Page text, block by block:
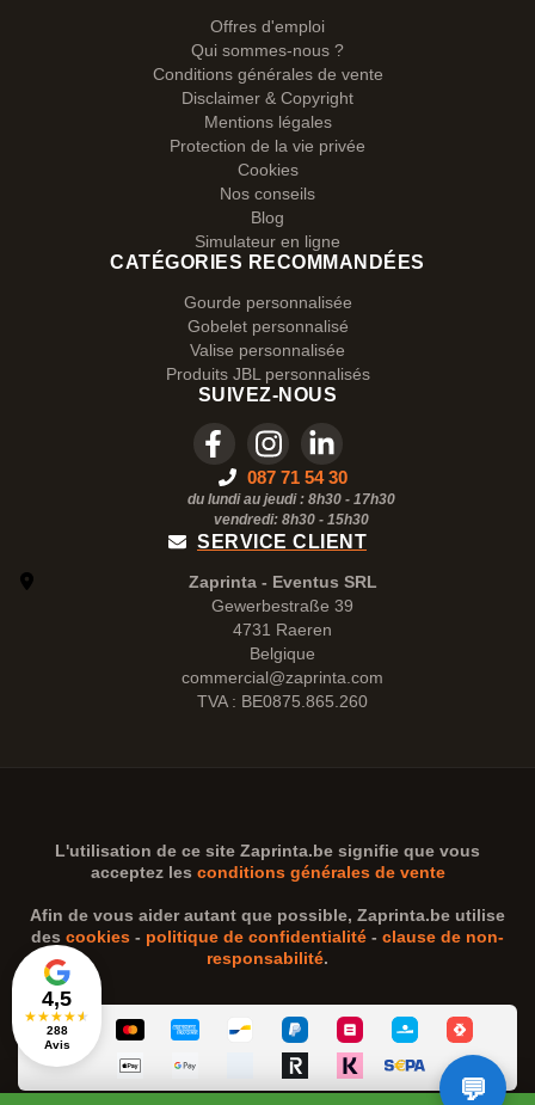
4,5
★★★★★
288
Avis
Offres d'emploi
Qui sommes-nous ?
Conditions générales de vente
Disclaimer & Copyright
Mentions légales
Protection de la vie privée
Cookies
Nos conseils
Blog
Simulateur en ligne
CATÉGORIES RECOMMANDÉES
Gourde personnalisée
Gobelet personnalisé
Valise personnalisée
Produits JBL personnalisés
SUIVEZ-NOUS
087 71 54 30
du lundi au jeudi : 8h30 - 17h30
vendredi: 8h30 - 15h30
SERVICE CLIENT
Zaprinta - Eventus SRL
Gewerbestraße 39
4731 Raeren
Belgique
commercial@zaprinta.com
TVA : BE0875.865.260
L'utilisation de ce site Zaprinta.be signifie que vous
acceptez les conditions générales de vente
Afin de vous aider autant que possible, Zaprinta.be utilise
des cookies - politique de confidentialité - clause de non-
responsabilité.